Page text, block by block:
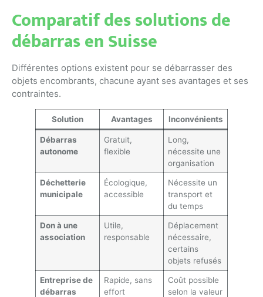
Comparatif des solutions de
débarras en Suisse
Différentes options existent pour se débarrasser des
objets encombrants, chacune ayant ses avantages et ses
contraintes.
Solution Avantages Inconvénients
Débarras
autonome
Gratuit,
flexible
Long,
nécessite une
organisation
Déchetterie
municipale
Écologique,
accessible
Nécessite un
transport et
du temps
Don à une
association
Utile,
responsable
Déplacement
nécessaire,
certains
objets refusés
Entreprise de
débarras
Rapide, sans
effort
Coût possible
selon la valeur